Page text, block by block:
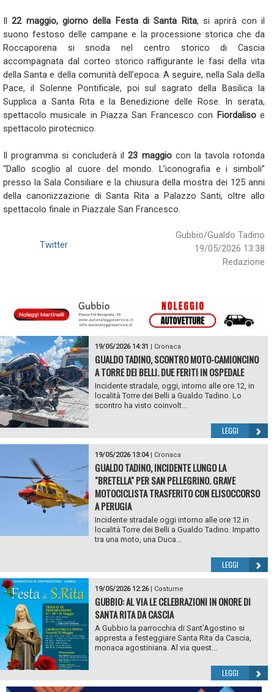
Il22 maggio, giorno della Festa di Santa Rita, si aprirà con il
suono festoso delle campane e la processione storica che da
Roccaporena si snoda nel centro storico di Cascia
accompagnata dal corteo storico raffigurante le fasi della vita
della Santa e della comunità dell’epoca. A seguire, nella Sala della
Pace, il Solenne Pontificale, poi sul sagrato della Basilica la
Supplica a Santa Rita e la Benedizione delle Rose. In serata,
spettacolo musicale in Piazza San Francesco con Fiordalisoe
spettacolo pirotecnico.
Il programma si concluderà il23 maggiocon la tavola rotonda
“Dallo scoglio al cuore del mondo. L’iconografia e i simboli”
presso la Sala Consiliare e la chiusura della mostra dei 125 anni
della canonizzazione di Santa Rita a Palazzo Santi, oltre allo
spettacolo finale in Piazzale San Francesco.
Gubbio/Gualdo Tadino
19/05/2026 13:38
Redazione
Twitter
19/05/2026 14:31 Cronaca
GUALDO TADINO, SCONTRO MOTO-CAMIONCINO
A TORRE DEI BELLI. DUE FERITI IN OSPEDALE
Incidente stradale, oggi, intorno alle ore 12, in
località Torre dei Belli a Gualdo Tadino. Lo
scontro ha visto coinvolt...
LEGGI
19/05/2026 13:04| Cronaca
GUALDO TADINO, INCIDENTE LUNGO LA
"BRETELLA" PER SAN PELLEGRINO. GRAVE
MOTOCICLISTA TRASFERITO CON ELISOCCORSO
A PERUGIA
Incidente stradale oggi intorno alle ore 12 in
località Torre dei Belli a Gualdo Tadino. Impatto
tra una moto, una Duca...
LEGGI
19/05/2026 12:26| Costume
GUBBIO: AL VIA LE CELEBRAZIONI IN ONORE DI
SANTA RITA DA CASCIA
A Gubbio la parrocchia di Sant’Agostino si
appresta a festeggiare Santa Rita da Cascia,
monaca agostiniana. Al via quest...
LEGGI